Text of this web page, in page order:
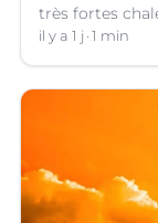
très fortes
Jusqu’à quand ?
il y a 1 j 1 min